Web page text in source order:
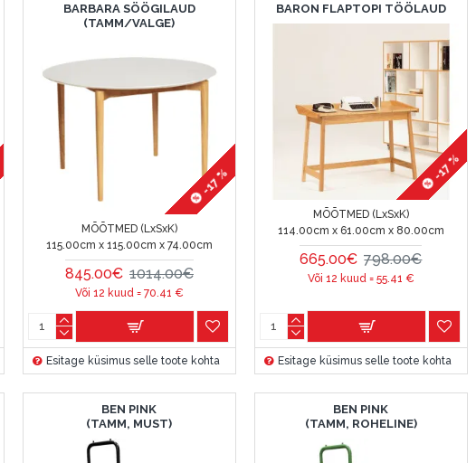
BARBARA SÖÖGILAUD
(TAMM/VALGE)
-17 %
MÕÕTMED (LxSxK)
115.00cm x 115.00cm x 74.00cm
845.00€ 1014.00€
Või 12 kuud = 70.41 €
Esitage küsimus selle toote kohta
BARON FLAPTOPI TÖÖLAUD
-17 %
MÕÕTMED (LxSxK)
114.00cm x 61.00cm x 80.00cm
665.00€ 798.00€
Või 12 kuud = 55.41 €
Esitage küsimus selle toote kohta
BEN PINK
(TAMM, MUST)
BEN PINK
(TAMM, ROHELINE)